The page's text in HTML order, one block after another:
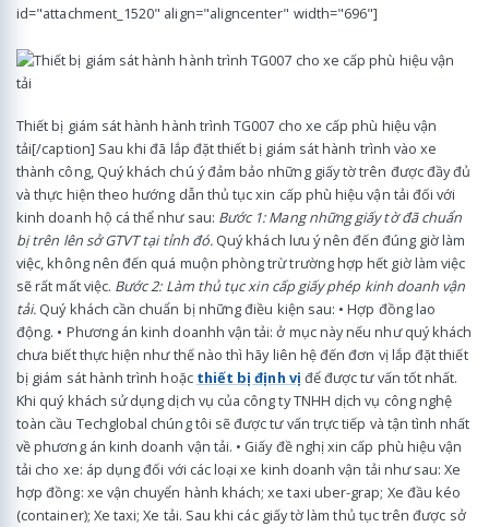
id="attachment_1520" align="aligncenter" width="696"]
Thiết bị giám sát hành hành trình TG007 cho xe cấp phù hiệu vận
tải[/caption] Sau khi đã lắp đặt thiết bị giám sát hành trình vào xe
thành công, Quý khách chú ý đảm bảo những giấy tờ trên được đầy đủ
và thực hiện theo hướng dẫn thủ tục xin cấp phù hiệu vận tải đối với
kinh doanh hộ cá thể như sau: Bước 1: Mang những giấy tờ đã chuẩn
bị trên lên sở GTVT tại tỉnh đó. Quý khách lưu ý nên đến đúng giờ làm
việc, không nên đến quá muộn phòng trừ trường hợp hết giờ làm việc
sẽ rất mất việc. Bước 2: Làm thủ tục xin cấp giấy phép kinh doanh vận
tải. Quý khách cần chuẩn bị những điều kiện sau: • Hợp đồng lao
động. • Phương án kinh doanhh vận tải: ở mục này nếu như quý khách
chưa biết thực hiện như thế nào thì hãy liên hệ đến đơn vị lắp đặt thiết
bị giám sát hành trình hoặc thiết bị định vị để được tư vấn tốt nhất.
Khi quý khách sử dụng dịch vụ của công ty TNHH dịch vụ công nghệ
toàn cầu Techglobal chúng tôi sẽ được tư vấn trực tiếp và tận tình nhất
về phương án kinh doanh vận tải. • Giấy đề nghị xin cấp phù hiệu vận
tải cho xe: áp dụng đối với các loại xe kinh doanh vận tải như sau: Xe
hợp đồng: xe vận chuyển hành khách; xe taxi uber-grap; Xe đầu kéo
(container); Xe taxi; Xe tải. Sau khi các giấy tờ làm thủ tục trên được sở